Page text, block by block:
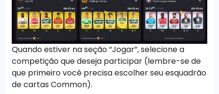
Quando estiver na seção “Jogar”, selecione a
competição que deseja participar (lembre-se de
que primeiro você precisa escolher seu esquadrão
de cartas Common).